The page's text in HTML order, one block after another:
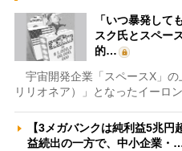
「いつ暴発して
スク氏とスペー
的…
宇宙開発企業「スペースX」の
リリオネア）」となったイーロ
【3メガバンクは純利益5兆
益続出の一方で、中小企業・